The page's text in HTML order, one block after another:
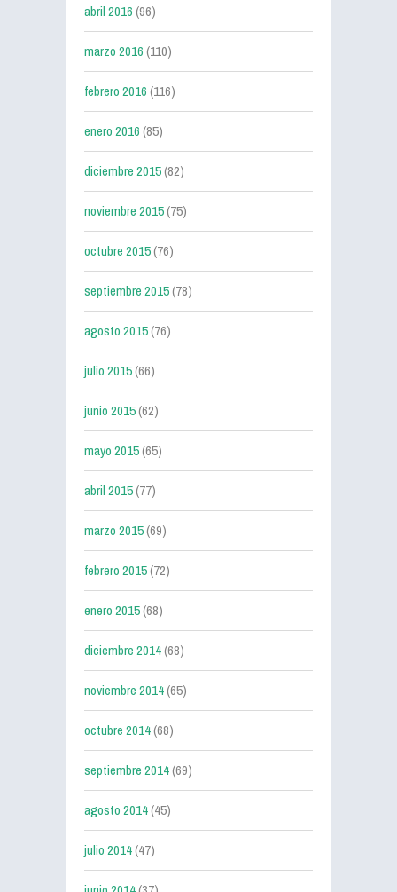
abril 2016(96)
marzo 2016(110)
febrero 2016(116)
enero 2016(85)
diciembre 2015(82)
noviembre 2015(75)
octubre 2015(76)
septiembre 2015(78)
agosto 2015(76)
julio 2015(66)
junio 2015(62)
mayo 2015(65)
abril 2015(77)
marzo 2015(69)
febrero 2015(72)
enero 2015(68)
diciembre 2014(68)
noviembre 2014(65)
octubre 2014(68)
septiembre 2014(69)
agosto 2014(45)
julio 2014(47)